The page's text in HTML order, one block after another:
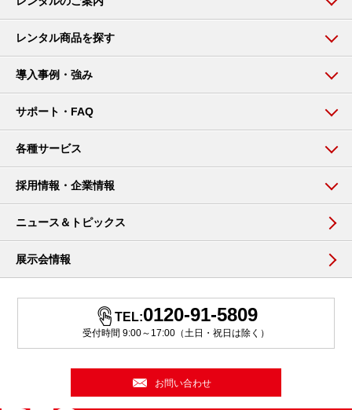
レンタル商品を探す
導入事例・強み
サポート・FAQ
各種サービス
採用情報・企業情報
ニュース＆トピックス
展示会情報
TEL:0120-91-5809
受付時間 9:00～17:00（土日・祝日は除く）
お問い合わせ